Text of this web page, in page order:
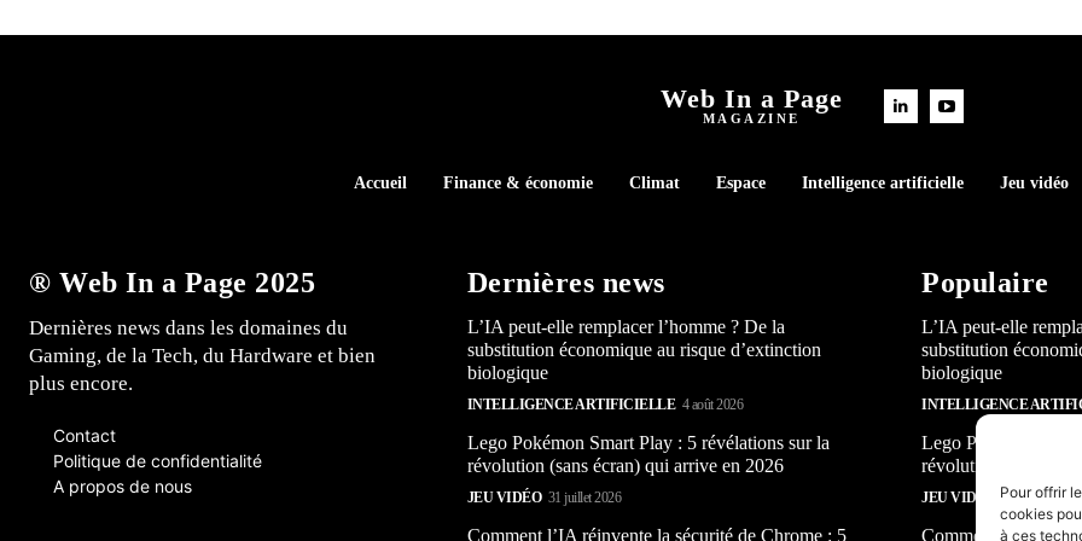
Pour offrir
cookies
à ces
Web In a Page
MAGAZINE
Accueil Finance & économie Climat Espace Intelligence artificielle Jeu vidéo
® Web In a Page 2025
Dernières news dans les domaines du
Gaming, de la Tech, du Hardware et bien
plus encore.
Contact
Politique de confidentialité
A propos de nous
Dernières news
L’IA peut-elle remplacer l’homme ? De la
substitution économique au risque d’extinction
biologique
INTELLIGENCE ARTIFICIELLE 4 août 2026
Lego Pokémon Smart Play : 5 révélations sur la
révolution (sans écran) qui arrive en 2026
JEU VIDÉO 31 juillet 2026
Comment l’IA réinvente la sécurité de Chrome : 5
Populaire
L’IA peut-elle
substitution
biologique
INTELLIGENCE
Lego Pokémon
révolution (sans
JEU VIDÉO 31 juillet 2026
Comment l’IA